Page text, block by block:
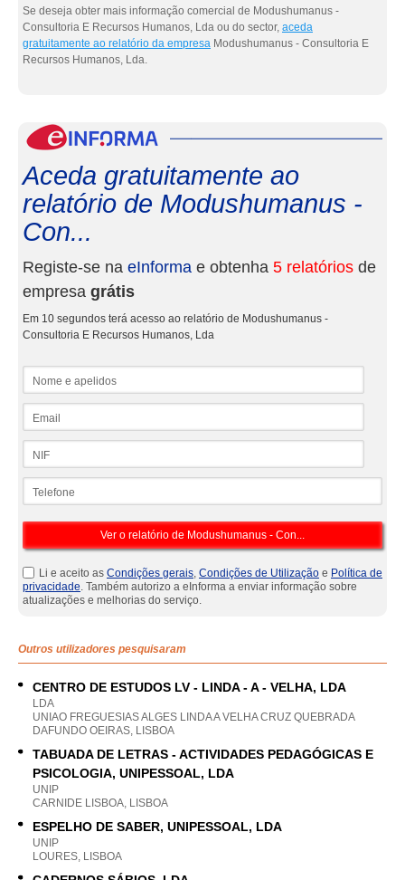
Se deseja obter mais informação comercial de Modushumanus -
Consultoria E Recursos Humanos, Lda ou do sector, aceda
gratuitamente ao relatório da empresa Modushumanus - Consultoria E
Recursos Humanos, Lda.
Aceda gratuitamente ao
relatório de Modushumanus -
Con...
Registe-se na eInforma e obtenha 5 relatórios de
empresa grátis
Em 10 segundos terá acesso ao relatório de Modushumanus -
Consultoria E Recursos Humanos, Lda
Li e aceito as Condições gerais, Condições de Utilização e Política de
privacidade. Também autorizo a eInforma a enviar informação sobre
atualizações e melhorias do serviço.
Outros utilizadores pesquisaram
CENTRO DE ESTUDOS LV - LINDA - A - VELHA, LDA
LDA
UNIAO FREGUESIAS ALGES LINDA A VELHA CRUZ QUEBRADA
DAFUNDO OEIRAS, LISBOA
TABUADA DE LETRAS - ACTIVIDADES PEDAGÓGICAS E
PSICOLOGIA, UNIPESSOAL, LDA
UNIP
CARNIDE LISBOA, LISBOA
ESPELHO DE SABER, UNIPESSOAL, LDA
UNIP
LOURES, LISBOA